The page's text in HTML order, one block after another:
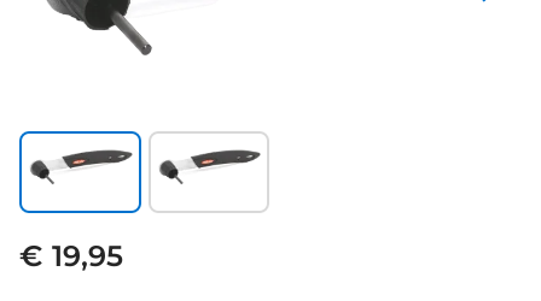
€ 19,95